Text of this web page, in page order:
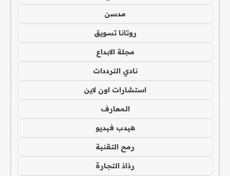
مدسن
روتانا تسويق
مجلة الابداع
نادي الترددات
استشارات اون لاين
المعارف
هيدب فيديو
رمح التقنية
رذاذ التجارة